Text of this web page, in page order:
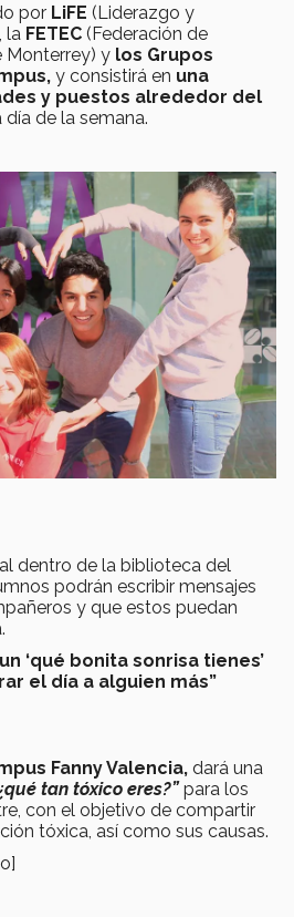
por LiFE (Liderazgo y
la FETEC (Federación de
Monterrey) y los Grupos
y consistirá en una
y puestos alrededor del
de la semana.
dentro de la biblioteca del
podrán escribir mensajes
y que estos puedan
‘qué bonita sonrisa tienes’
el día a alguien más”
Fanny Valencia, dará una
tan tóxico eres?”para los
con el objetivo de compartir
tóxica, así como sus causas.